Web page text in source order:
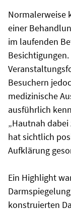
Normalerweise
einer
im laufenden
Besuchern
medizinische
ausführlich
„Hautnah
hat sichtlich
Aufklärung
Ein Highlight
konstruierten